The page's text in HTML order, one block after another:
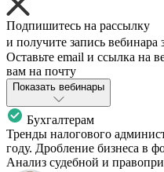
Подпишитесь на рассылку
и получите запись вебинара
Оставьте email и ссылка на
вам на почту
Показать вебинары
Бухгалтерам
Тренды налогового
году. Дробление бизнеса в
Анализ судебной и